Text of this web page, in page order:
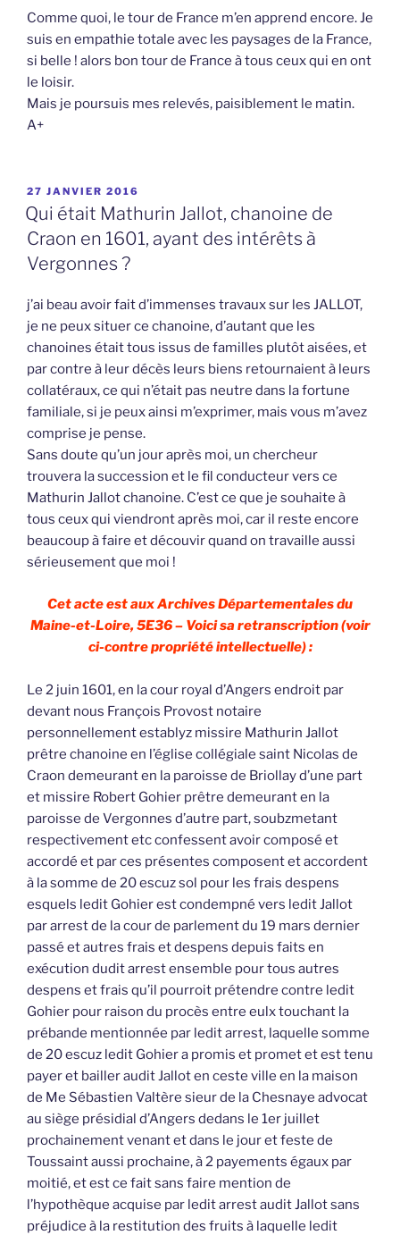
Comme quoi, le tour de France m’en apprend encore. Je
suis en empathie totale avec les paysages de la France,
si belle ! alors bon tour de France à tous ceux qui en ont
le loisir.
Mais je poursuis mes relevés, paisiblement le matin.
A+
PUBLIÉ
LE
27 JANVIER 2016
Qui était Mathurin Jallot, chanoine de
Craon en 1601, ayant des intérêts à
Vergonnes ?
j’ai beau avoir fait d’immenses travaux sur les JALLOT,
je ne peux situer ce chanoine, d’autant que les
chanoines était tous issus de familles plutôt aisées, et
par contre à leur décès leurs biens retournaient à leurs
collatéraux, ce qui n’était pas neutre dans la fortune
familiale, si je peux ainsi m’exprimer, mais vous m’avez
comprise je pense.
Sans doute qu’un jour après moi, un chercheur
trouvera la succession et le fil conducteur vers ce
Mathurin Jallot chanoine. C’est ce que je souhaite à
tous ceux qui viendront après moi, car il reste encore
beaucoup à faire et découvir quand on travaille aussi
sérieusement que moi !
Cet acte est aux Archives Départementales du
Maine-et-Loire, 5E36 – Voici sa retranscription (voir
ci-contre propriété intellectuelle) :
Le 2 juin 1601, en la cour royal d’Angers endroit par
devant nous François Provost notaire
personnellement establyz missire Mathurin Jallot
prêtre chanoine en l’église collégiale saint Nicolas de
Craon demeurant en la paroisse de Briollay d’une part
et missire Robert Gohier prêtre demeurant en la
paroisse de Vergonnes d’autre part, soubzmetant
respectivement etc confessent avoir composé et
accordé et par ces présentes composent et accordent
à la somme de 20 escuz sol pour les frais despens
esquels ledit Gohier est condempné vers ledit Jallot
par arrest de la cour de parlement du 19 mars dernier
passé et autres frais et despens depuis faits en
exécution dudit arrest ensemble pour tous autres
despens et frais qu’il pourroit prétendre contre ledit
Gohier pour raison du procès entre eulx touchant la
prébande mentionnée par ledit arrest, laquelle somme
de 20 escuz ledit Gohier a promis et promet et est tenu
payer et bailler audit Jallot en ceste ville en la maison
de Me Sébastien Valtère sieur de la Chesnaye advocat
au siège présidial d’Angers dedans le 1er juillet
prochainement venant et dans le jour et feste de
Toussaint aussi prochaine, à 2 payements égaux par
moitié, et est ce fait sans faire mention de
l’hypothèque acquise par ledit arrest audit Jallot sans
préjudice à la restitution des fruits à laquelle ledit